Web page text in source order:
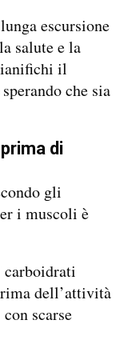
escursione
salute e la
il
che sia
di
gli
i muscoli è
dell’attività
scarse